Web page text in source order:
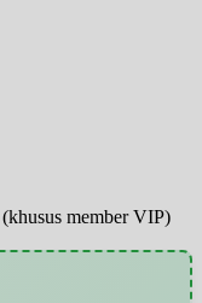
member VIP)